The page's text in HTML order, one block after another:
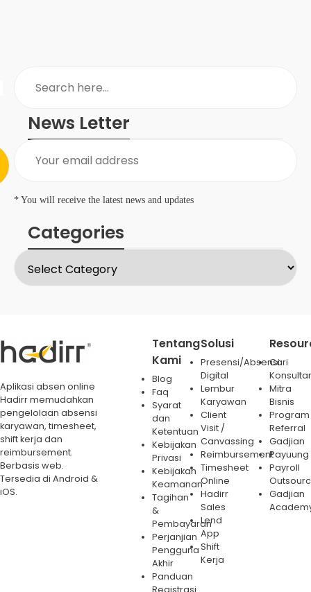
News Letter
* You will receive the latest news and updates
Categories
Aplikasi absen online
Hadirr memudahkan
pengelolaan absensi
karyawan, timesheet,
shift kerja dan
reimbursement.
Berbasis web.
Tersedia di Android &
iOS.
Tentang
Kami
Blog
Faq
Syarat
dan
Ketentuan
Kebijakan
Privasi
Kebijakan
Keamanan
Tagihan
&
Pembayaran
Perjanjian
Pengguna
Akhir
Panduan
Solusi
Presensi/Absensi
Digital
Lembur
Karyawan
Client
Visit /
Canvassing
Reimbursement
Timesheet
Online
Hadirr
Sales
Lend
App
Shift
Kerja
Cari
Mitra
Bisnis
Program
Referral
Gadjian
Payuung
Payroll
Gadjian